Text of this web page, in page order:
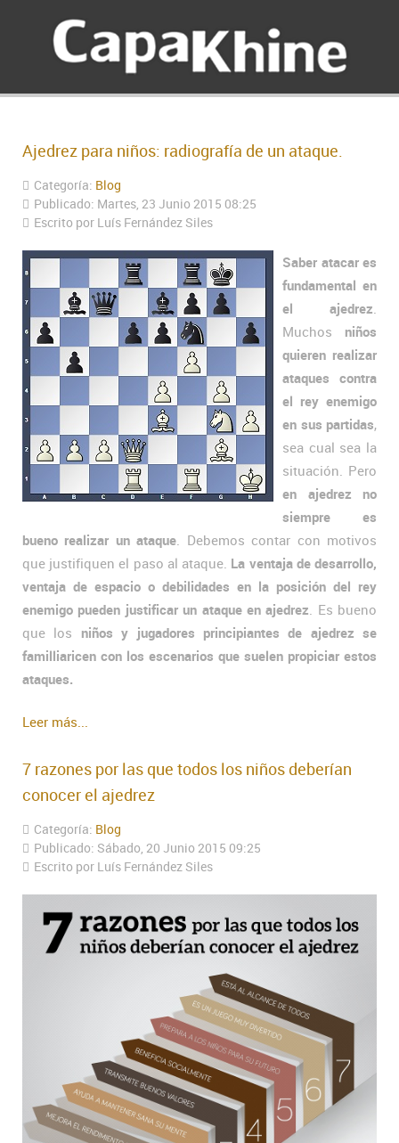
Ajedrez para niños: radiografía de un ataque.
Categoría: Blog
Publicado: Martes, 23 Junio 2015 08:25
Escrito por Luís Fernández Siles
Saber atacar es
fundamental en
el ajedrez
Muchos niños
quieren realizar
ataques contra
el rey enemigo
en sus partidas,
sea cual sea la
situación. Pero
en ajedrez no
siempre es
bueno realizar un ataque . Debemos contar con motivos
que justifiquen el paso al ataque. La ventaja de desarrollo,
ventaja de espacio o debilidades en la posición del rey
enemigo pueden justificar un ataque en ajedrez . Es bueno
que los niños y jugadores principiantes de ajedrez se
familliaricen con los escenarios que suelen propiciar estos
ataques.
Leer más...
7 razones por las que todos los niños deberían
conocer el ajedrez
Categoría: Blog
Publicado: Sábado, 20 Junio 2015 09:25
Escrito por Luís Fernández Siles